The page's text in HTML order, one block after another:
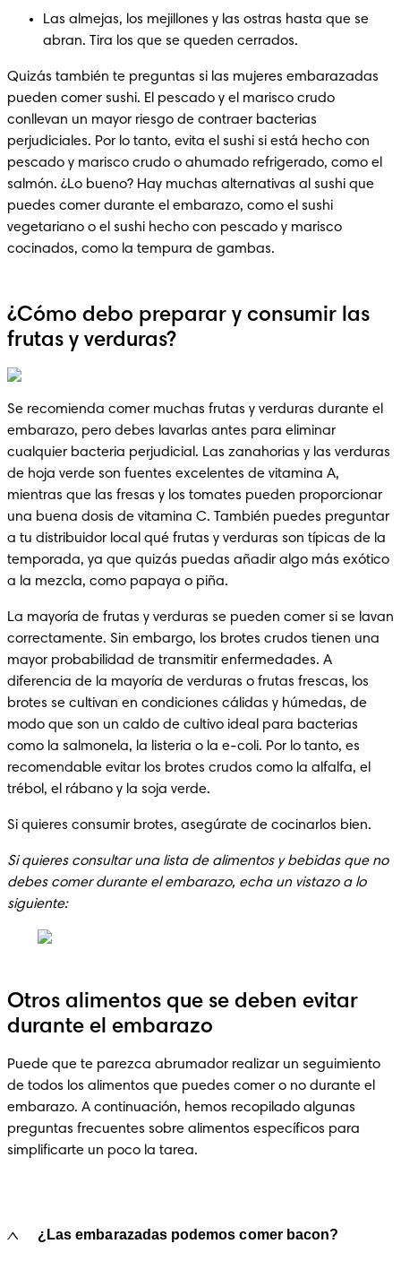
Las almejas, los mejillones y las ostras hasta que se
abran. Tira los que se queden cerrados.
Quizás también te preguntas si las mujeres embarazadas
pueden comer sushi. El pescado y el marisco crudo
conllevan un mayor riesgo de contraer bacterias
perjudiciales. Por lo tanto, evita el sushi si está hecho con
pescado y marisco crudo o ahumado refrigerado, como el
salmón. ¿Lo bueno? Hay muchas alternativas al sushi que
puedes comer durante el embarazo, como el sushi
vegetariano o el sushi hecho con pescado y marisco
cocinados, como la tempura de gambas.
¿Cómo debo preparar y consumir las
frutas y verduras?
Se recomienda comer muchas frutas y verduras durante el
embarazo, pero debes lavarlas antes para eliminar
cualquier bacteria perjudicial. Las zanahorias y las verduras
de hoja verde son fuentes excelentes de vitamina A,
mientras que las fresas y los tomates pueden proporcionar
una buena dosis de vitamina C. También puedes preguntar
a tu distribuidor local qué frutas y verduras son típicas de la
temporada, ya que quizás puedas añadir algo más exótico
a la mezcla, como papaya o piña.
La mayoría de frutas y verduras se pueden comer si se lavan
correctamente. Sin embargo, los brotes crudos tienen una
mayor probabilidad de transmitir enfermedades. A
diferencia de la mayoría de verduras o frutas frescas, los
brotes se cultivan en condiciones cálidas y húmedas, de
modo que son un caldo de cultivo ideal para bacterias
como la salmonela, la listeria o la e-coli. Por lo tanto, es
recomendable evitar los brotes crudos como la alfalfa, el
trébol, el rábano y la soja verde.
Si quieres consumir brotes, asegúrate de cocinarlos bien.
Si quieres consultar una lista de alimentos y bebidas que no
debes comer durante el embarazo, echa un vistazo a lo
siguiente:
Otros alimentos que se deben evitar
durante el embarazo
Puede que te parezca abrumador realizar un seguimiento
de todos los alimentos que puedes comer o no durante el
embarazo. A continuación, hemos recopilado algunas
preguntas frecuentes sobre alimentos específicos para
simplificarte un poco la tarea.
¿Las embarazadas podemos comer bacon?